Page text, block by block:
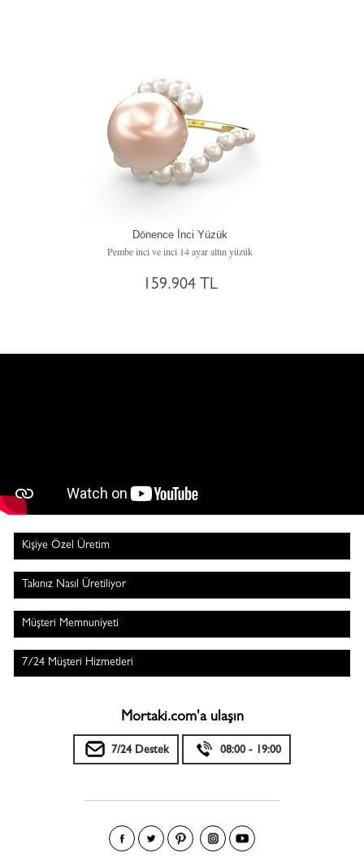
Dönence İnci Yüzük
Pembe inci ve inci 14 ayar altın yüzük
159.904 TL
Kişiye Özel Üretim
Takınız Nasıl Üretiliyor
Müşteri Memnuniyeti
7/24 Müşteri Hizmetleri
Mortaki.com'a ulaşın
7/24 Destek 08:00 - 19:00